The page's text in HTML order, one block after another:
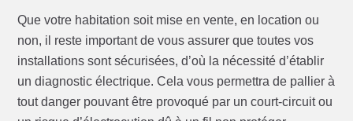
Que votre habitation soit mise en vente, en location ou
non, il reste important de vous assurer que toutes vos
installations sont sécurisées, d’où la nécessité d’établir
un diagnostic électrique. Cela vous permettra de pallier à
tout danger pouvant être provoqué par un court-circuit ou